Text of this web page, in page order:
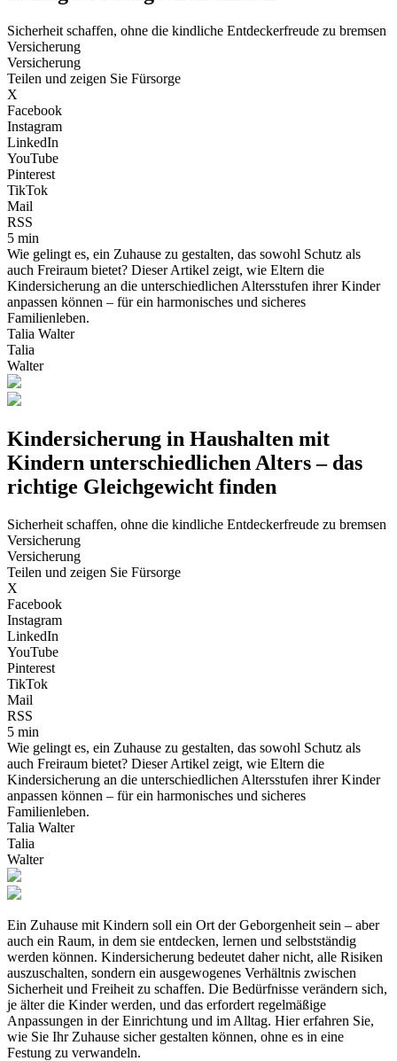
Sicherheit schaffen, ohne die kindliche Entdeckerfreude zu bremsen
Versicherung
Versicherung
Teilen und zeigen Sie Fürsorge
X
Facebook
Instagram
LinkedIn
YouTube
Pinterest
TikTok
Mail
RSS
5 min
Wie gelingt es, ein Zuhause zu gestalten, das sowohl Schutz als
auch Freiraum bietet? Dieser Artikel zeigt, wie Eltern die
Kindersicherung an die unterschiedlichen Altersstufen ihrer Kinder
anpassen können – für ein harmonisches und sicheres
Familienleben.
Talia Walter
Talia
Walter
Kindersicherung in Haushalten mit
Kindern unterschiedlichen Alters – das
richtige Gleichgewicht finden
Sicherheit schaffen, ohne die kindliche Entdeckerfreude zu bremsen
Versicherung
Versicherung
Teilen und zeigen Sie Fürsorge
X
Facebook
Instagram
LinkedIn
YouTube
Pinterest
TikTok
Mail
RSS
5 min
Wie gelingt es, ein Zuhause zu gestalten, das sowohl Schutz als
auch Freiraum bietet? Dieser Artikel zeigt, wie Eltern die
Kindersicherung an die unterschiedlichen Altersstufen ihrer Kinder
anpassen können – für ein harmonisches und sicheres
Familienleben.
Talia Walter
Talia
Walter
Ein Zuhause mit Kindern soll ein Ort der Geborgenheit sein – aber
auch ein Raum, in dem sie entdecken, lernen und selbstständig
werden können. Kindersicherung bedeutet daher nicht, alle Risiken
auszuschalten, sondern ein ausgewogenes Verhältnis zwischen
Sicherheit und Freiheit zu schaffen. Die Bedürfnisse verändern sich,
je älter die Kinder werden, und das erfordert regelmäßige
Anpassungen in der Einrichtung und im Alltag. Hier erfahren Sie,
wie Sie Ihr Zuhause sicher gestalten können, ohne es in eine
Festung zu verwandeln.